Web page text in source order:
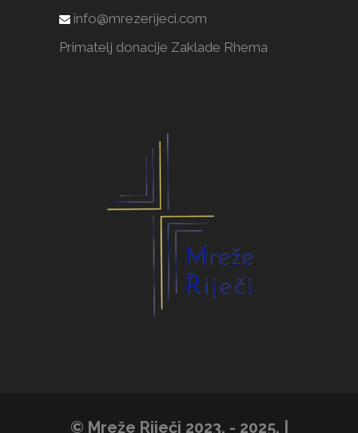
info@mrezerijeci.com
Primatelj donacije Zaklade Rhema
© Mreže Riječi 2023. - 2025. |